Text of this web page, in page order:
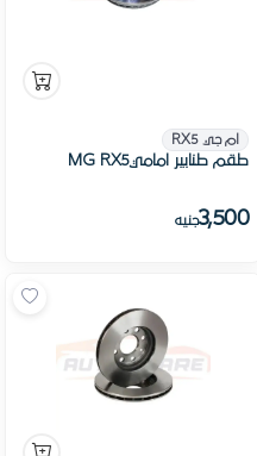
ام جي RX5
طقم طنابير اماميMG RX5
3,500جنيه